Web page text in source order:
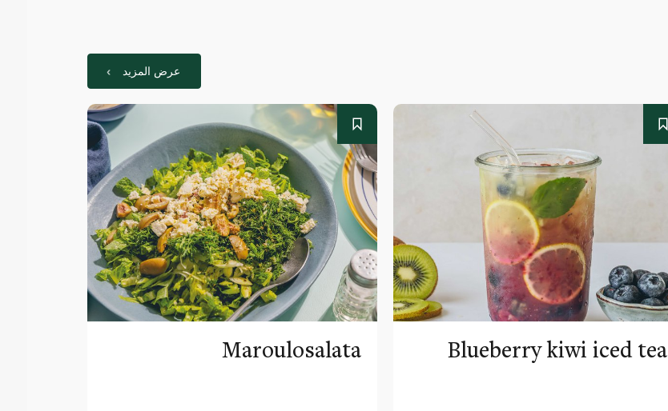
عرض المزيد
Maroulosalata Blueberry kiwi iced tea